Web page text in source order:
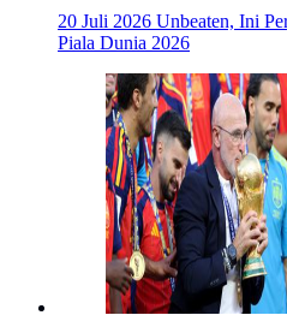
20 Juli 2026 Unbeaten, Ini
Piala Dunia 2026